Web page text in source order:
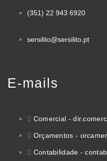
(351) 22 943 6920
sersilito@sersilito.pt
E-mails
Comercial -
Orçamentos -
Contabilidade -